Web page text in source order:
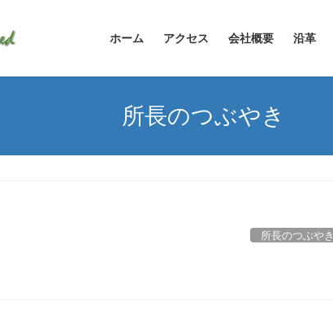
ホーム アクセス 会社概要 沿革
所長のつぶやき
所長のつぶやき